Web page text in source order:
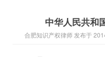
中华人民共和
合肥知识产权律师 发布于